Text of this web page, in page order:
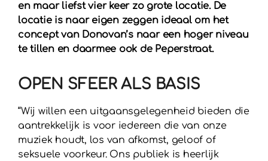
en maar liefst vier keer zo grote locatie. De
locatie is naar eigen zeggen ideaal om het
concept van Donovan’s naar een hoger niveau
te tillen en daarmee ook de Peperstraat.
OPEN SFEER ALS BASIS
“Wij willen een uitgaansgelegenheid bieden die
aantrekkelijk is voor iedereen die van onze
muziek houdt, los van afkomst, geloof of
seksuele voorkeur. Ons publiek is heerlijk